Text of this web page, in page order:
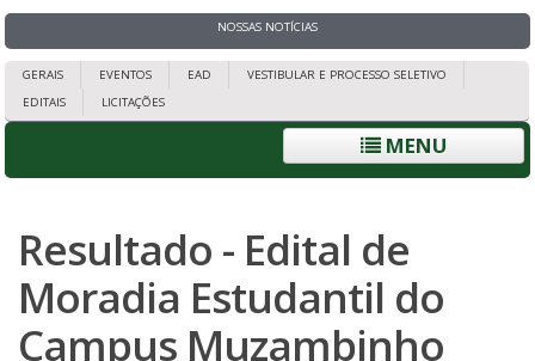
NOSSAS NOTÍCIAS
GERAIS EVENTOS EAD
VESTIBULAR E PROCESSO SELETIVO
EDITAIS
LICITAÇÕES
MENU
Resultado - Edital de
Moradia Estudantil do
Campus Muzambinho